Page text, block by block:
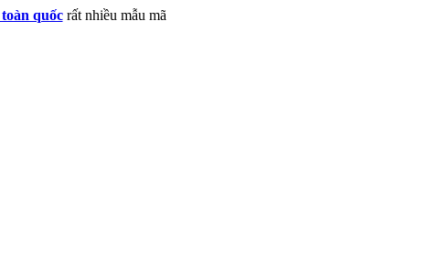
quốcrất nhiều mẫu mã